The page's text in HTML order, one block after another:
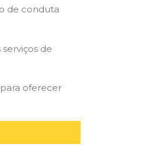
de conduta
de
oferecer